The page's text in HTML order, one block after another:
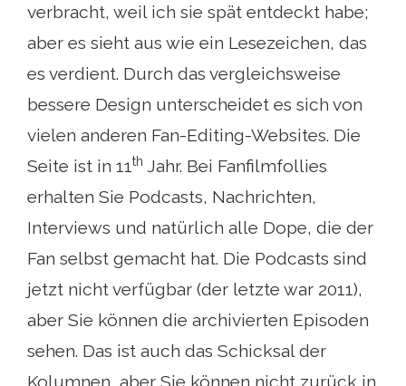
verbracht, weil ich sie spät entdeckt habe;
aber es sieht aus wie ein Lesezeichen, das
es verdient. Durch das vergleichsweise
bessere Design unterscheidet es sich von
vielen anderen Fan-Editing-Websites. Die
Seite ist in 11th Jahr. Bei Fanfilmfollies
erhalten Sie Podcasts, Nachrichten,
Interviews und natürlich alle Dope, die der
Fan selbst gemacht hat. Die Podcasts sind
jetzt nicht verfügbar (der letzte war 2011),
aber Sie können die archivierten Episoden
sehen. Das ist auch das Schicksal der
Kolumnen, aber Sie können nicht zurück in